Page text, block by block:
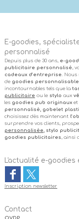
E-goodies,
personnalisé
Depuis plus de 30 ans, e-
publicitaire personnalisé ,
cadeaux d’entreprise. Nous
de goodies
incontournables tels que la
publicitaire ou le stylo aux
les goodies pub originauxet
personnalisé, gobelet
choisissez dès maintenant
surprendre vos clients,
personnalisée, stylo
goodies publicitaires , ainsi
L'actualité e-goodies
Inscription newsletter
Contact